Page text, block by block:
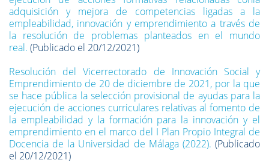
adquisición y mejora de competencias ligadas a la
empleabilidad, innovación y emprendimiento a través de
la resolución de problemas planteados en el mundo
real. (Publicado el 20/12/2021)
Resolución del Vicerrectorado de Innovación Social y
Emprendimiento de 20 de diciembre de 2021, por la que
se hace pública la selección provisional de ayudas para la
ejecución de acciones curriculares relativas al fomento de
la empleabilidad y la formación para la innovación y el
emprendimiento en el marco del I Plan Propio Integral de
Docencia de la Universidad de Málaga (2022). (Publicado
el 20/12/2021)